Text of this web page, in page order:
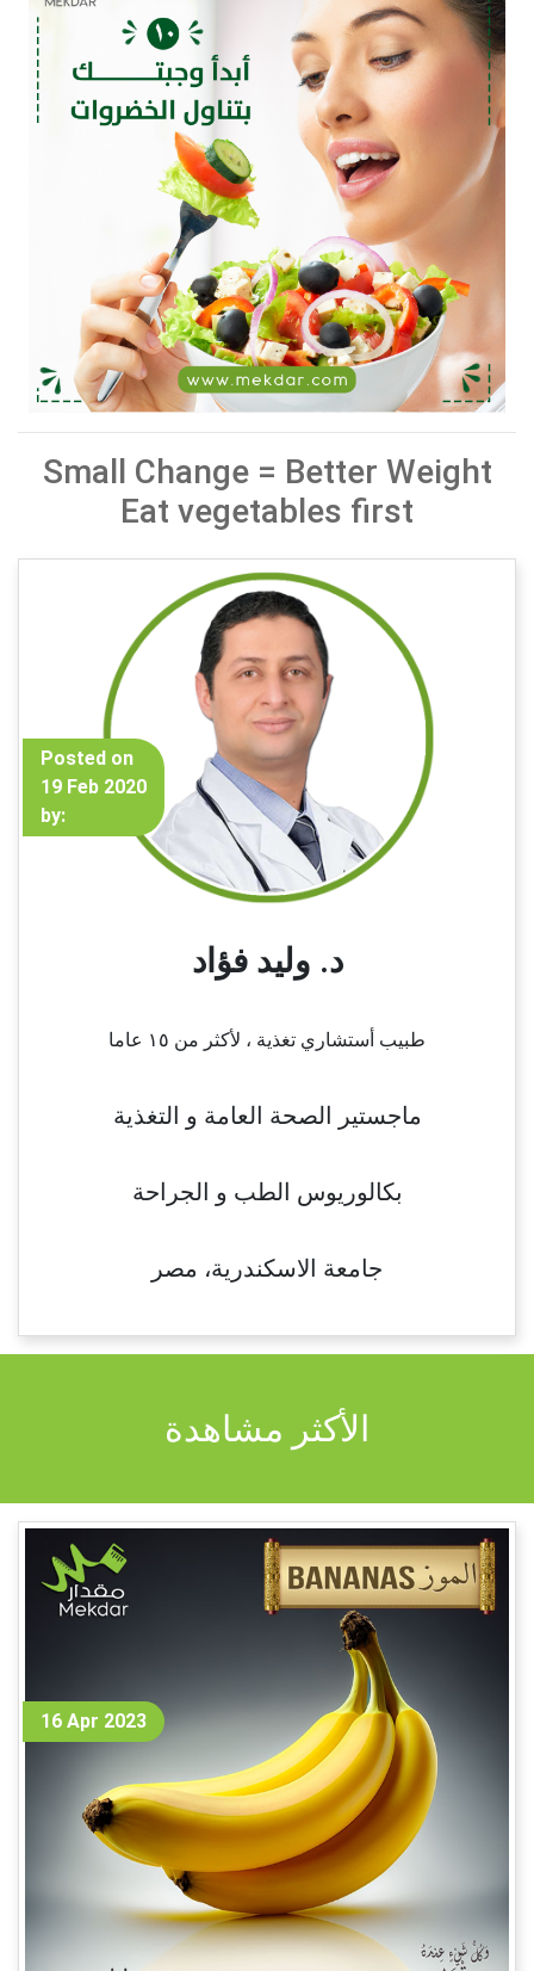
Small Change = Better Weight
Eat vegetables first
د. وليد فؤاد
طبيب أستشاري تغذية ، لأكثر من ١٥ عاما
ماجستير الصحة العامة و التغذية
بكالوريوس الطب و الجراحة
جامعة الاسكندرية، مصر
Posted on
19 Feb 2020
by:
الأكثر مشاهدة
16 Apr 2023